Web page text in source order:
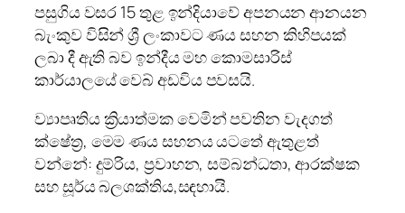
පසුගිය වසර 15 තුළ ඉන්දියාවේ අපනයන ආනයන
බැංකුව විසින් ශ්‍රී ලංකාවට ණය සහන කිහිපයක්
ලබා දී ඇති බව ඉන්දීය මහ කොමසාරිස්
කාර්යාලයේ වෙබ් අඩවිය පවසයි.
ව්‍යාපෘතිය ක්‍රියාත්මක වෙමින් පවතින වැදගත්
ක්ෂේත්‍ර, මෙම ණය සහනය යටතේ ඇතුළත්
වන්නේ: දුම්රිය, ප්‍රවාහන, සම්බන්ධතා, ආරක්ෂක
සහ සූර්ය බලශක්තිය,සඳහායි.